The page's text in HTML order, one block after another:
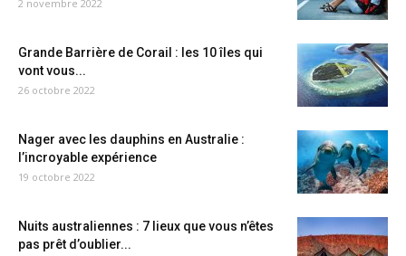
2 novembre 2022
Grande Barrière de Corail : les 10 îles qui
vont vous...
26 octobre 2022
Nager avec les dauphins en Australie :
l’incroyable expérience
19 octobre 2022
Nuits australiennes : 7 lieux que vous n’êtes
pas prêt d’oublier...